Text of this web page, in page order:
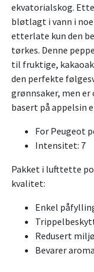
ekvatorialskog.
bløtlagt i vann i
etterlate kun den
tørkes. Denne
til fruktige,
den perfekte
grønnsaker, men
basert på appelsin
For Peugeot
Intensitet: 7
Pakket i lufttette
kvalitet:
Enkel
Redusert
Bevarer